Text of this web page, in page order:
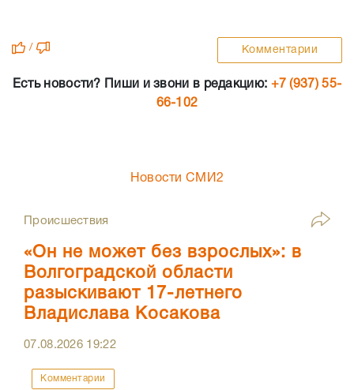
/ Комментарии
Есть новости? Пиши и звони в редакцию: +7 (937) 55-
66-102
Новости СМИ2
Происшествия
«Он не может без взрослых»: в
Волгоградской области
разыскивают 17-летнего
Владислава Косакова
07.08.2026 19:22
Комментарии